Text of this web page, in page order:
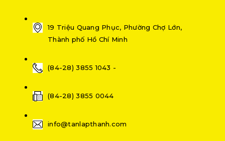
19 Triệu Quang Phục, Phường Chợ Lớn,
Thành phố Hồ Chí Minh
(84-28) 3855 1043 -
(84-28) 3855 0044
info@tanlapthanh.com